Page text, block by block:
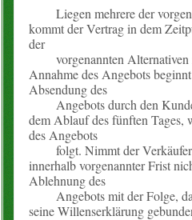
Liegen mehrere der
kommt der Vertrag in dem
der
vorgenannten Alternativen
Annahme des Angebots
Absendung des
Angebots durch den
dem Ablauf des fünften Tages,
des Angebots
folgt. Nimmt der Verkäufer
innerhalb vorgenannter Frist
Ablehnung des
Angebots mit der Folge,
seine Willenserklärung